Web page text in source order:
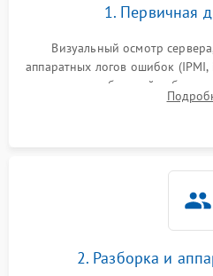
Влага и внешные воздействия
1. Первичная
Визуальный осмотр
аппаратных логов ошибок (IPMI,
питания и базовой
корпуса для быстрой
2. Разборка и